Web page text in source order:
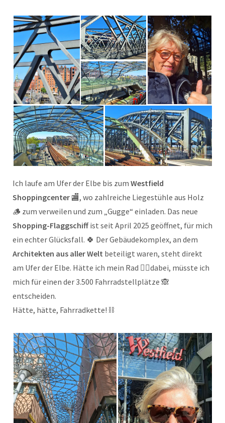
Ich laufe am Ufer der Elbe bis zum Westfield
Shoppingcenter 🏬, wo zahlreiche Liegestühle aus Holz
🪵 zum verweilen und zum „Gugge“ einladen. Das neue
Shopping-Flaggschiffist seit April 2025 geöffnet, für mich
ein echter Glücksfall. 🍀 Der Gebäudekomplex, an dem
Architekten aus aller Welt beteiligt waren, steht direkt
am Ufer der Elbe. Hätte ich mein Rad 🚴‍♂️dabei, müsste ich
mich für einen der 3.500 Fahrradstellplätze 🙈
entscheiden.
Hätte, hätte, Fahrradkette! ⛓️